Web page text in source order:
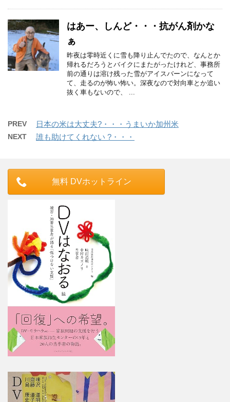
はあー、しんど・・・抗がん剤かな
ぁ
昨夜は零時近くに雪も降り止んでたので、なんとか
帰れるだろうとバイクにまたがったけれど、事務所
前の通りは溶け残った雪がアイスバーンになって
て、走るのが怖い怖い。深夜なので対向車とか追い
抜く車もないので、 ...
PREV 日本の米は大丈夫?・・・うまいか加州米
NEXT 誰も助けてくれない ?・・・
無料 DVホットライン